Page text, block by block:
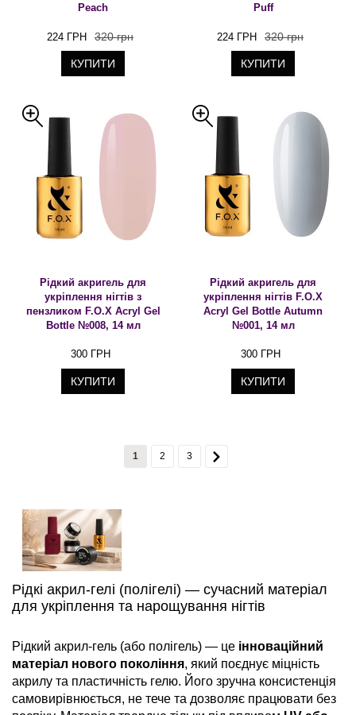
Peach
224 ГРН 320 грн
КУПИТИ
Puff
224 ГРН 320 грн
КУПИТИ
Рідкий акригель для
укріплення нігтів з
пензликом F.O.X Acryl Gel
Bottle №008, 14 мл
300 ГРН
КУПИТИ
Рідкий акригель для
укріплення нігтів F.O.X
Acryl Gel Bottle Autumn
№001, 14 мл
300 ГРН
КУПИТИ
1 2 3
Рідкі акрил-гелі (полігелі) — сучасний матеріал
для укріплення та нарощування нігтів
Рідкий акрил-гель (або полігель) — це інноваційний
матеріал нового покоління, який поєднує міцність
акрилу та пластичність гелю. Його зручна консистенція
самовирівнюється, не тече та дозволяє працювати без